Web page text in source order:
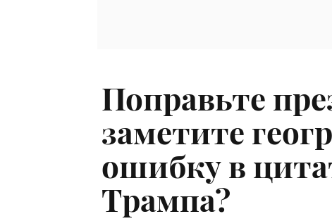
Поправьте
заметите
ошибку в
Трампа?